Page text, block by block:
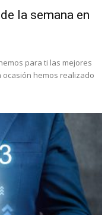
la semana en
para ti las mejores
ocasión hemos realizado